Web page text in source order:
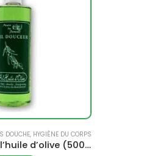
DOUCHE, HYGIÈNE DU CORPS
Gel douche à l’huile d’olive (500 ml) – Moulin des Senteurs